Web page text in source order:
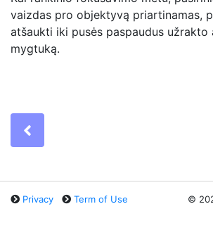
vaizdas pro objektyvą priartinamas,
atšaukti iki pusės paspaudus užrakto
mygtuką.
Privacy Term of Use ©